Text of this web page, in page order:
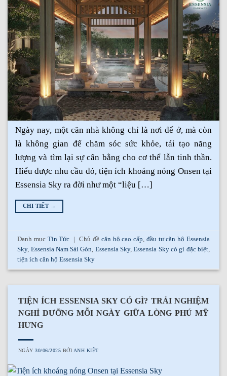
Ngày nay, một căn nhà không chỉ là nơi để ở, mà còn
là không gian để chăm sóc sức khỏe, tái tạo năng
lượng và tìm lại sự cân bằng cho cơ thể lẫn tinh thần.
Hiểu được nhu cầu đó, tiện ích khoáng nóng Onsen tại
Essensia Sky ra đời như một “liệu […]
CHI TIẾT →
Danh mục Tin Tức Chủ đề căn hộ cao cấp, đầu tư căn hộ Essensia
Sky, Essensia Nam Sài Gòn, Essensia Sky,Essensia Sky có gì đặc biệt,
tiện ích căn hộ Essensia Sky
TIỆN ÍCH ESSENSIA SKY CÓ GÌ? TRẢI NGHIỆM
NGHỈ DƯỠNG MỖI NGÀY GIỮA LÒNG PHÚ MỸ
HƯNG
NGÀY30/06/2025 BỞI ANH KIỆT